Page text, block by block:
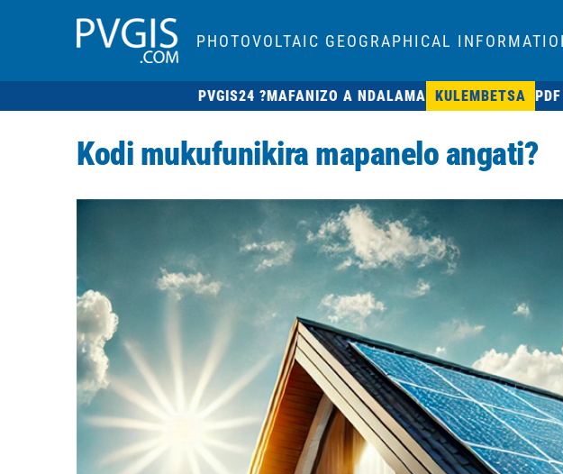
PHOTOVOLTAIC GEOGRAPHICAL
PVGIS24 ?MAFANIZO A NDALAMA KULEMBETSA
Kodi mukufunikira mapanelo angati?